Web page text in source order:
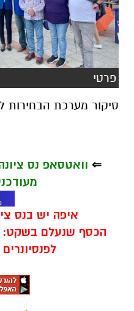
פרטי
סיקור מערכת הבחירות
⇐ וואטסאפ נס
איפה יש בנס
הכסף שנעלם בשקט: